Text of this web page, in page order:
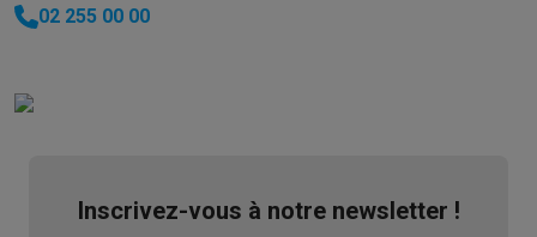
02 255 00 00
Inscrivez-vous à notre newsletter !